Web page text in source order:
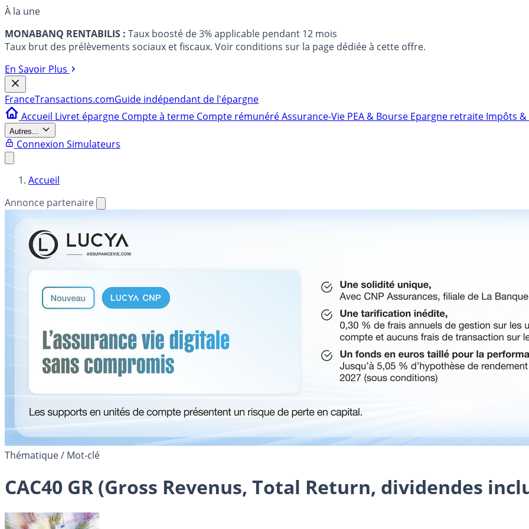
À la une
MONABANQ RENTABILIS : Taux boosté de 3% applicable pendant 12 mois
Taux brut des prélèvements sociaux et fiscaux. Voir conditions sur la page dédiée à cette offre.
En Savoir Plus
FranceTransactions.comGuide indépendant de l'épargne
Accueil Livret épargne Compte à terme Compte rémunéréAssurance-Vie PEA & Bourse Epargne retraite Impôts &
Autres...
Connexion Simulateurs
Accueil
Annonce partenaire
Thématique / Mot-clé
CAC40 GR (Gross Revenus, Total Return, dividendes